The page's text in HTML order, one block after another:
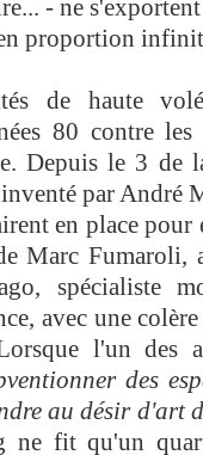
- ne
proportion
de haute
80 contre
Depuis le 3 de
par André
en place
Marc Fumaroli,
spécialiste
avec une
l'un des
des
au désir d'art
ne fit qu'un